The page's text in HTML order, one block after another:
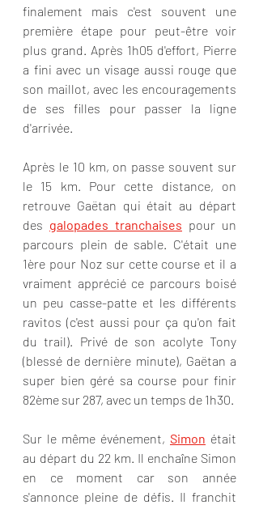
finalement mais c'est souvent une
première étape pour peut-être voir
plus grand. Après 1h05 d'effort, Pierre
a fini avec un visage aussi rouge que
son maillot, avec les encouragements
de ses filles pour passer la ligne
d'arrivée.
Après le 10 km, on passe souvent sur
le 15 km. Pour cette distance, on
retrouve Gaëtan qui était au départ
des galopades tranchaises pour un
parcours plein de sable. C'était une
1ère pour Noz sur cette course et il a
vraiment apprécié ce parcours boisé
un peu casse-patte et les différents
ravitos (c'est aussi pour ça qu'on fait
du trail). Privé de son acolyte Tony
(blessé de dernière minute), Gaëtan a
super bien géré sa course pour finir
82ème sur 287, avec un temps de 1h30.
Sur le même événement, Simon était
au départ du 22 km. Il enchaîne Simon
en ce moment car son année
s'annonce pleine de défis. Il franchit